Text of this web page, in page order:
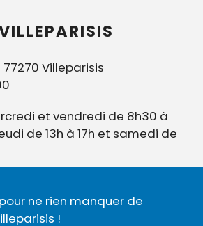
Villeparisis
et vendredi de 8h30 à
de 13h à 17h et samedi de
ne rien manquer de
!